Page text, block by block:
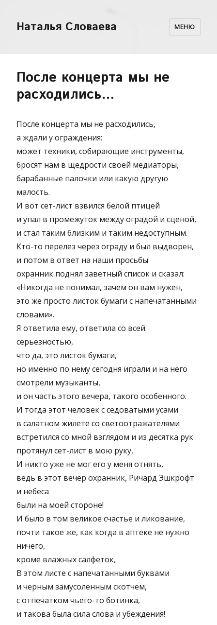
Наталья Словаева МЕНЮ
После концерта мы не
расходились…
После концерта мы не расходились,
а ждали у ограждения:
может техники, собирающие инструменты,
бросят нам в щедрости своей медиаторы,
барабанные палочки или какую другую
малость.
И вот сет-лист взвился белой птицей
и упал в промежуток между оградой и сценой,
и стал таким близким и таким недоступным.
Кто-то перелез через ограду и был выдворен,
и потом в ответ на наши просьбы
охранник поднял заветный список и сказал:
«Никогда не понимал, зачем он вам нужен,
это же просто листок бумаги с напечатанными
словами».
Я ответила ему, ответила со всей
серьезностью,
что да, это листок бумаги,
но именно по нему сегодня играли и на него
смотрели музыканты,
и он часть этого вечера, такого особенного.
И тогда этот человек с седоватыми усами
в салатном жилете со светоотражателями
встретился со мной взглядом и из десятка рук
протянул сет-лист в мою руку,
И никто уже не мог его у меня отнять,
ведь в этот вечер охранник, Ричард Эшкрофт
и небеса
были на моей стороне!
И было в том великое счастье и ликование,
почти такое же, как когда в аптеке не нужно
ничего,
кроме влажных салфеток,
В этом листе с напечатанными буквами
и черным замусоленным скотчем,
с отпечатком чьего-то ботинка,
и такова была сила слова и убеждения!